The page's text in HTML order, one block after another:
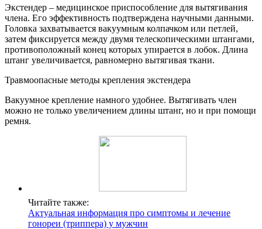
Экстендер – медицинское приспособление для вытягивания
члена. Его эффективность подтверждена научными данными.
Головка захватывается вакуумным колпачком или петлей,
затем фиксируется между двумя телескопическими штангами,
противоположный конец которых упирается в лобок. Длина
штанг увеличивается, равномерно вытягивая ткани.
Травмоопасные методы крепления экстендера
Вакуумное крепление намного удобнее. Вытягивать член
можно не только увеличением длины штанг, но и при помощи
ремня.
Читайте также:
Актуальная информация про симптомы и лечение
гонореи (триппера) у мужчин